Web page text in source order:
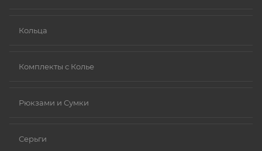
Кольца
Комплекты с Колье
Рюкзами и Сумки
Серьги